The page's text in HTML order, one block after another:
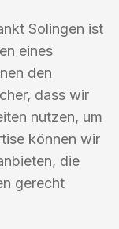
Solingen ist
eines
den
dass wir
nutzen, um
können wir
die
gerecht